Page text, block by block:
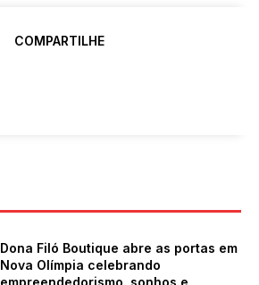
COMPARTILHE
Dona Filó Boutique abre as portas em
Nova Olímpia celebrando
empreendedorismo, sonhos e